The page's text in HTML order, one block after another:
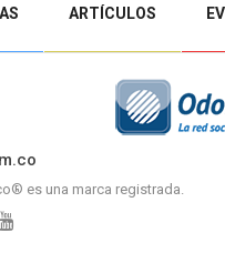
ARTÍCULOS
es una marca registrada.